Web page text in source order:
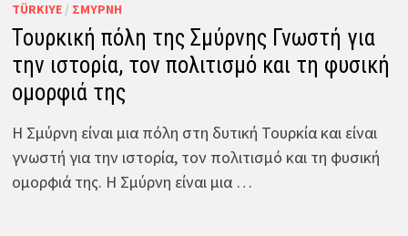
TÜRKIYE/ ΣΜΎΡΝΗ
Τουρκική πόλη της Σμύρνης Γνωστή για
την ιστορία, τον πολιτισμό και τη φυσική
ομορφιά της
Η Σμύρνη είναι μια πόλη στη δυτική Τουρκία και είναι
γνωστή για την ιστορία, τον πολιτισμό και τη φυσική
ομορφιά της. Η Σμύρνη είναι μια …